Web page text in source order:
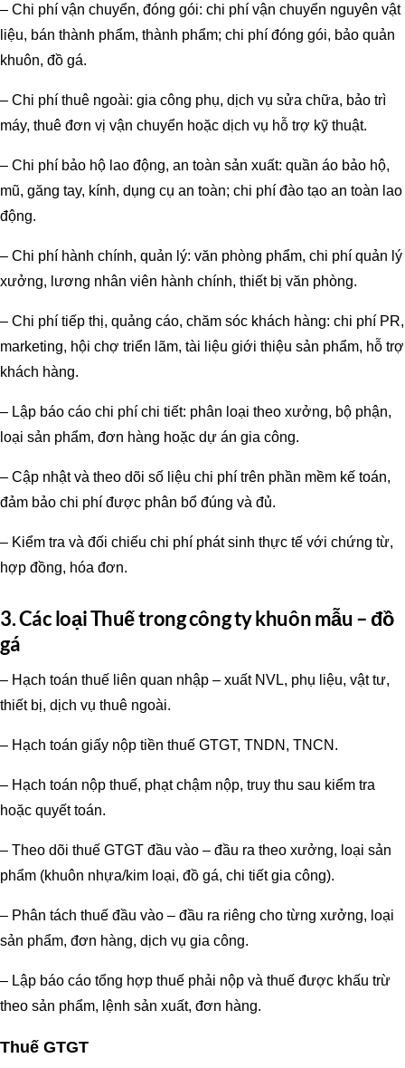
– Chi phí vận chuyển, đóng gói: chi phí vận chuyển nguyên vật
liệu, bán thành phẩm, thành phẩm; chi phí đóng gói, bảo quản
khuôn, đồ gá.
– Chi phí thuê ngoài: gia công phụ, dịch vụ sửa chữa, bảo trì
máy, thuê đơn vị vận chuyển hoặc dịch vụ hỗ trợ kỹ thuật.
– Chi phí bảo hộ lao động, an toàn sản xuất: quần áo bảo hộ,
mũ, găng tay, kính, dụng cụ an toàn; chi phí đào tạo an toàn lao
động.
– Chi phí hành chính, quản lý: văn phòng phẩm, chi phí quản lý
xưởng, lương nhân viên hành chính, thiết bị văn phòng.
– Chi phí tiếp thị, quảng cáo, chăm sóc khách hàng: chi phí PR,
marketing, hội chợ triển lãm, tài liệu giới thiệu sản phẩm, hỗ trợ
khách hàng.
– Lập báo cáo chi phí chi tiết: phân loại theo xưởng, bộ phận,
loại sản phẩm, đơn hàng hoặc dự án gia công.
– Cập nhật và theo dõi số liệu chi phí trên phần mềm kế toán,
đảm bảo chi phí được phân bổ đúng và đủ.
– Kiểm tra và đối chiếu chi phí phát sinh thực tế với chứng từ,
hợp đồng, hóa đơn.
3. Các loại Thuế trong công ty khuôn mẫu – đồ
gá
– Hạch toán thuế liên quan nhập – xuất NVL, phụ liệu, vật tư,
thiết bị, dịch vụ thuê ngoài.
– Hạch toán giấy nộp tiền thuế GTGT, TNDN, TNCN.
– Hạch toán nộp thuế, phạt chậm nộp, truy thu sau kiểm tra
hoặc quyết toán.
– Theo dõi thuế GTGT đầu vào – đầu ra theo xưởng, loại sản
phẩm (khuôn nhựa/kim loại, đồ gá, chi tiết gia công).
– Phân tách thuế đầu vào – đầu ra riêng cho từng xưởng, loại
sản phẩm, đơn hàng, dịch vụ gia công.
– Lập báo cáo tổng hợp thuế phải nộp và thuế được khấu trừ
theo sản phẩm, lệnh sản xuất, đơn hàng.
Thuế GTGT